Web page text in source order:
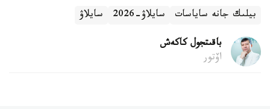
بيلىك جانە ساياسات سايلاۋ-2026 سايلاۋ
باقىتجول كاكەش
اۆتور